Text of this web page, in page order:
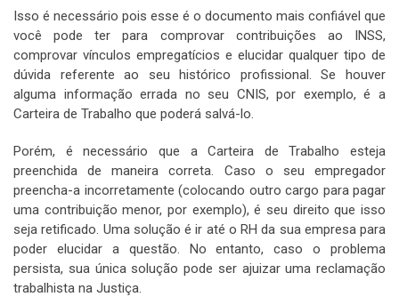
Isso é necessário pois esse é o documento mais confiável que
você pode ter para comprovar contribuições ao INSS,
comprovar vínculos empregatícios e elucidar qualquer tipo de
dúvida referente ao seu histórico profissional. Se houver
alguma informação errada no seu CNIS, por exemplo, é a
Carteira de Trabalho que poderá salvá-lo.
Porém, é necessário que a Carteira de Trabalho esteja
preenchida de maneira correta. Caso o seu empregador
preencha-a incorretamente (colocando outro cargo para pagar
uma contribuição menor, por exemplo), é seu direito que isso
seja retificado. Uma solução é ir até o RH da sua empresa para
poder elucidar a questão. No entanto, caso o problema
persista, sua única solução pode ser ajuizar uma reclamação
trabalhista na Justiça.